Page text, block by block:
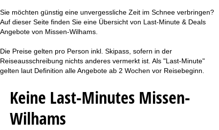
r
t
s
e
i
Sie möchten günstig eine unvergessliche Zeit im Schnee verbringen?
Auf dieser Seite finden Sie eine Übersicht von Last-Minute & Deals
Angebote von Missen-Wilhams.
Die Preise gelten pro Person inkl. Skipass, sofern in der
Reiseausschreibung nichts anderes vermerkt ist. Als "Last-Minute"
gelten laut Definition alle Angebote ab 2 Wochen vor Reisebeginn.
Keine Last-Minutes Missen-
Wilhams